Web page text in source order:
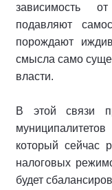
зависимость
подавляют
порождают
смысла само
власти.
В этой связи
который сейчас
налоговых
будет